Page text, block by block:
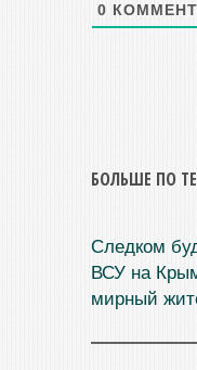
0
БОЛЬШЕ ПО
Следком
ВСУ на
мирный